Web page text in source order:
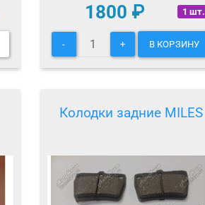
1 шт.
1800 ₽
- + В КОРЗИНУ
Колодки задние MILES